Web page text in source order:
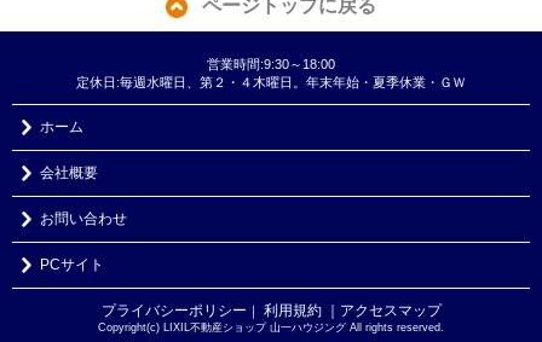
ページトップに戻る
営業時間:9:30～18:00
定休日:毎週水曜日、第２・４木曜日。年末年始・夏季休業・ＧＷ
ホーム
会社概要
お問い合わせ
PCサイト
プライバシーポリシー ｜ 利用規約 ｜アクセスマップ
Copyright(c) LIXIL不動産ショップ 山一ハウジング All rights reserved.